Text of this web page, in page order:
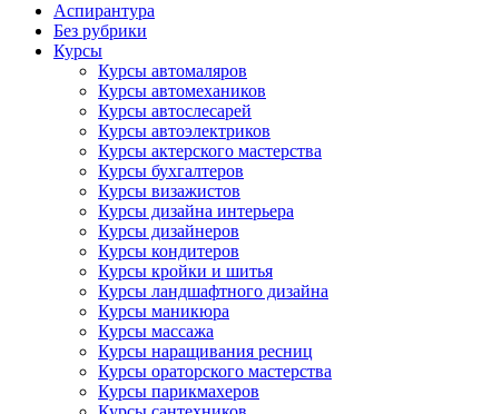
Аспирантура
Без рубрики
Курсы
Курсы автомаляров
Курсы автомехаников
Курсы автослесарей
Курсы автоэлектриков
Курсы актерского мастерства
Курсы бухгалтеров
Курсы визажистов
Курсы дизайна интерьера
Курсы дизайнеров
Курсы кондитеров
Курсы кройки и шитья
Курсы ландшафтного дизайна
Курсы маникюра
Курсы массажа
Курсы наращивания ресниц
Курсы ораторского мастерства
Курсы парикмахеров